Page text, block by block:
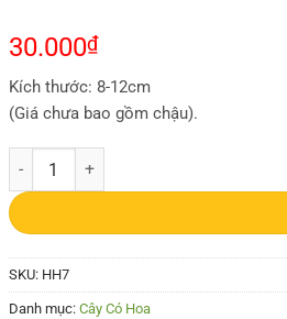
30.000₫
Kích thước: 8-12cm
(Giá chưa bao gồm chậu).
Hoa Mười Giờ Thái số lượng
SKU: HH7
Danh mục: Cây Có Hoa